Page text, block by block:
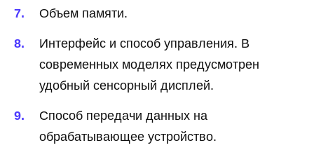
Объем памяти.
Интерфейс и способ управления. В
современных моделях предусмотрен
удобный сенсорный дисплей.
Способ передачи данных на
обрабатывающее устройство.